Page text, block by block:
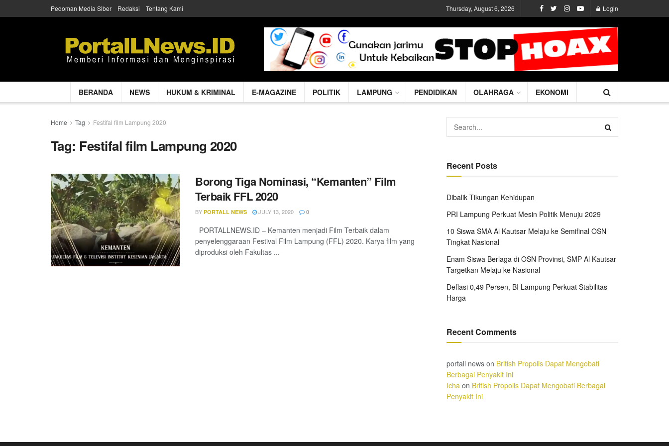
Pedoman Media Siber Redaksi Tentang Kami Thursday, August 6, 2026 Login
BERANDA NEWS HUKUM & KRIMINAL E-MAGAZINE POLITIK LAMPUNG PENDIDIKAN OLAHRAGA EKONOMI
Home Tag Festifal film Lampung 2020
Tag: Festifal film Lampung 2020
Borong Tiga Nominasi, “Kemanten” Film
Terbaik FFL 2020
BY PORTALL NEWS JULY 13, 2020 0
PORTALLNEWS.ID – Kemanten menjadi Film Terbaik dalam
penyelenggaraan Festival Film Lampung (FFL) 2020. Karya film yang
diproduksi oleh Fakultas ...
Recent Posts
Dibalik Tikungan Kehidupan
PRI Lampung Perkuat Mesin Politik Menuju 2029
10 Siswa SMA Al Kautsar Melaju ke Semifinal OSN
Tingkat Nasional
Enam Siswa Berlaga di OSN Provinsi, SMP Al Kautsar
Targetkan Melaju ke Nasional
Deflasi 0,49 Persen, BI Lampung Perkuat Stabilitas
Harga
Recent Comments
portall news on British Propolis Dapat Mengobati
Berbagai Penyakit Ini
Icha on British Propolis Dapat Mengobati Berbagai
Penyakit Ini